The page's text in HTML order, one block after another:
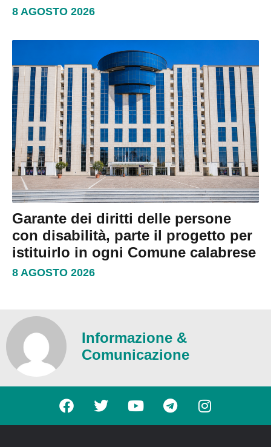
8 AGOSTO 2026
Garante dei diritti delle persone
con disabilità, parte il progetto per
istituirlo in ogni Comune calabrese
8 AGOSTO 2026
Informazione &
Comunicazione